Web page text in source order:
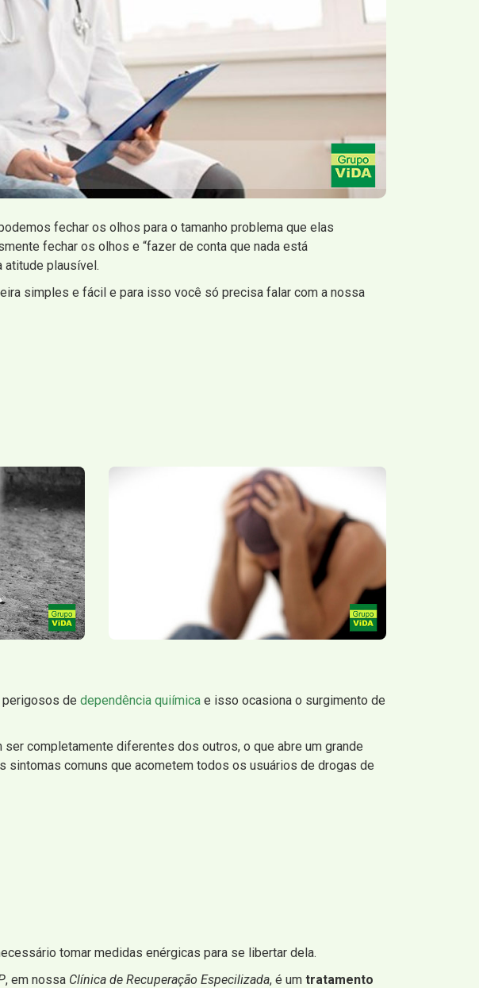
fechar os olhos para o tamanho problema que elas
fechar os olhos e “fazer de conta que nada está
atitude plausível.
simples e fácil e para isso você só precisa falar com a nossa
perigosos de dependência quiímica e isso ocasiona o surgimento de
completamente diferentes dos outros, o que abre um grande
sintomas comuns que acometem todos os usuários de drogas de
tomar medidas enérgicas para se libertar dela.
, em nossa Clínica de Recuperação Especilizada, é um tratamento